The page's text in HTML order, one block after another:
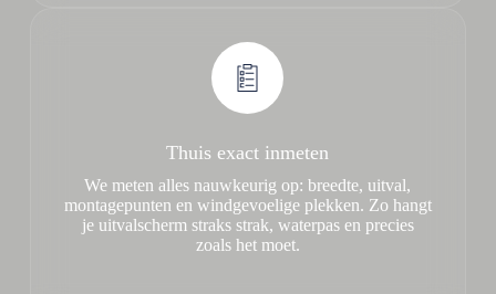
Thuis exact inmeten
We meten alles nauwkeurig op: breedte, uitval,
montagepunten en windgevoelige plekken. Zo hangt
je uitvalscherm straks strak, waterpas en precies
zoals het moet.